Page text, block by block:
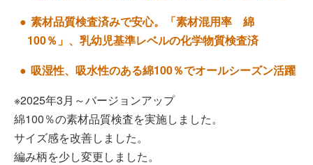
素材品質検査済みで安心。「素材混用率 綿
100％」、乳幼児基準レベルの化学物質検査済
吸湿性、吸水性のある綿100％でオールシーズン活躍
※2025年3月～バージョンアップ
綿100％の素材品質検査を実施しました。
サイズ感を改善しました。
編み柄を少し変更しました。